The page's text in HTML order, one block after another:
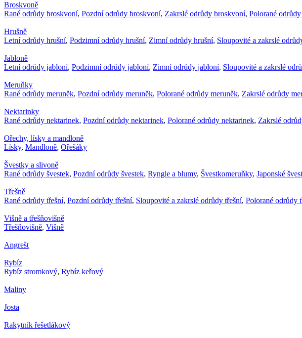
Broskvoně
Rané odrůdy broskvoní, Pozdní odrůdy broskvoní, Zakrslé odrůdy broskvoní, Polorané
Hrušně
Letní odrůdy hrušní, Podzimní odrůdy hrušní, Zimní odrůdy hrušní, Sloupovité a zakrslé
Jabloně
Letní odrůdy jabloní, Podzimní odrůdy jabloní, Zimní odrůdy jabloní, Sloupovité a zakrslé
Meruňky
Rané odrůdy meruněk, Pozdní odrůdy meruněk, Polorané odrůdy meruněk, Zakrslé odrůdy
Nektarinky
Rané odrůdy nektarinek, Pozdní odrůdy nektarinek, Polorané odrůdy nektarinek, Zakrslé
Ořechy, lísky a mandloně
Lísky, Mandloně, Ořešáky
Švestky a slivoně
Rané odrůdy švestek, Pozdní odrůdy švestek, Ryngle a blumy, Švestkomeruňky, Japonské
Třešně
Rané odrůdy třešní, Pozdní odrůdy třešní, Sloupovité a zakrslé odrůdy třešní, Polorané odrůdy
Višně a třešňovišně
Třešňovišně, Višně
Angrešt
Rybíz
Rybíz stromkový, Rybíz keřový
Maliny
Josta
Rakytník řešetlákový